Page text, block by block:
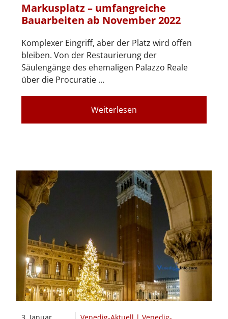
Markusplatz – umfangreiche
Bauarbeiten ab November 2022
Komplexer Eingriff, aber der Platz wird offen
bleiben. Von der Restaurierung der
Säulengänge des ehemaligen Palazzo Reale
über die Procuratie …
Weiterlesen
3. Januar Venedig-Aktuell | Venedig-